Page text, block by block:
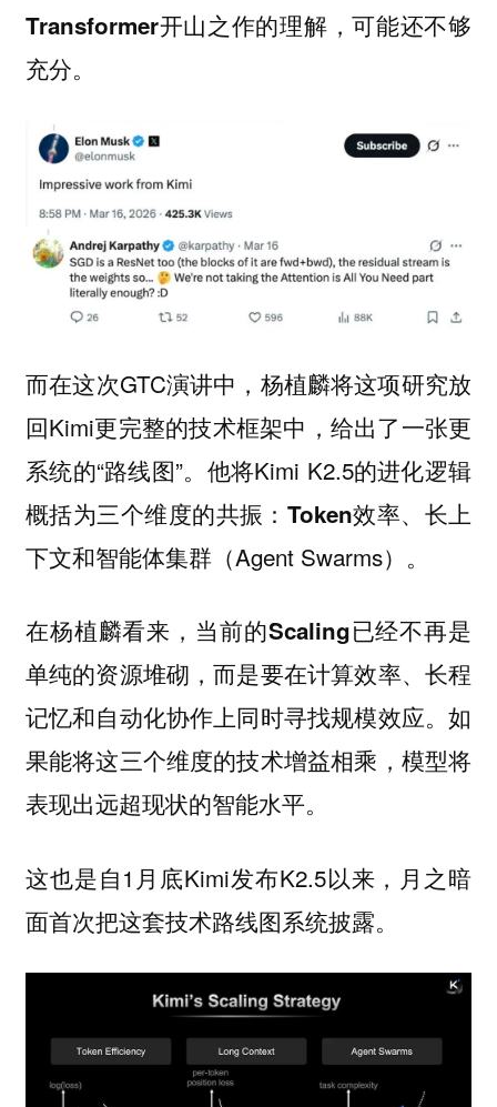
Transformer开山之作的理解，可能还不够
充分。
而在这次GTC演讲中，杨植麟将这项研究放
回Kimi更完整的技术框架中，给出了一张更
系统的“路线图”。他将Kimi K2.5的进化逻辑
概括为三个维度的共振： Token效率、 长上
下文和智能体集群 （Agent Swarms）。
在杨植麟看来， 当前的Scaling已经不再是
单纯的资源堆砌，而是要在计算效率、长程
记忆和自动化协作上同时寻找规模效应。如
果能将这三个维度的技术增益相乘，模型将
表现出远超现状的智能水平。
这也是自1月底Kimi发布K2.5以来，月之暗
面首次把这套技术路线图系统披露。